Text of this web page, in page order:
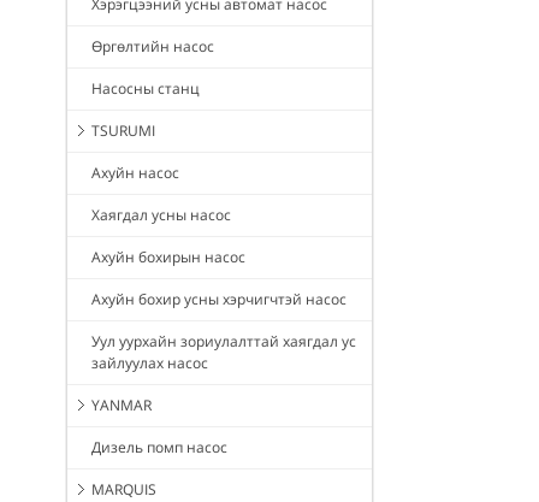
Хэрэгцээний усны автомат насос
Өргөлтийн насос
Насосны станц
TSURUMI
Ахуйн насос
Хаягдал усны насос
Ахуйн бохирын насос
Ахуйн бохир усны хэрчигчтэй насос
Уул уурхайн зориулалттай хаягдал ус
зайлуулах насос
YANMAR
Дизель помп насос
MARQUIS